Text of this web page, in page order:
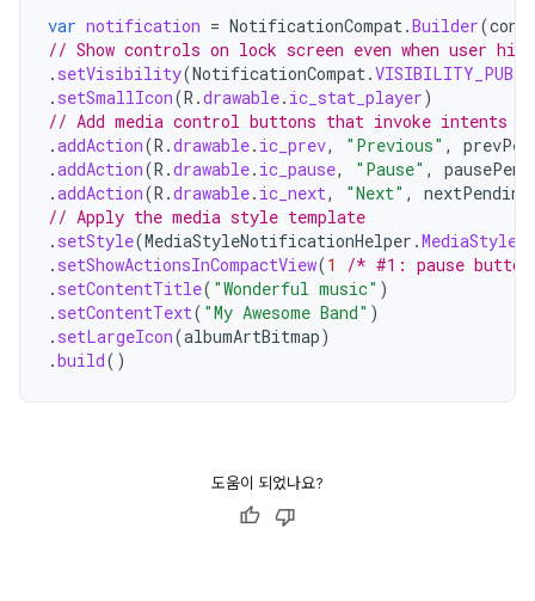
var notification = NotificationCompat.Builder(
// Show controls on lock screen even when user
. setVisibility(NotificationCompat.
. setSmallIcon(R .drawable. ic_stat_player)
// Add media control buttons that invoke intents
.addAction(R .drawable. ic_prev, "Previous" ,
.addAction(R .drawable. ic_pause, "Pause" ,
.addAction(R .drawable. ic_next, "Next" ,
// Apply the media style template
. setStyle(MediaStyleNotificationHelper .MediaStyle
. setShowActionsInCompactView(1
/* #1: pause
. setContentTitle( "Wonderful music" )
. setContentText( "My Awesome Band" )
. setLargeIcon(albumArtBitmap)
.build()
도움이 되었나요?